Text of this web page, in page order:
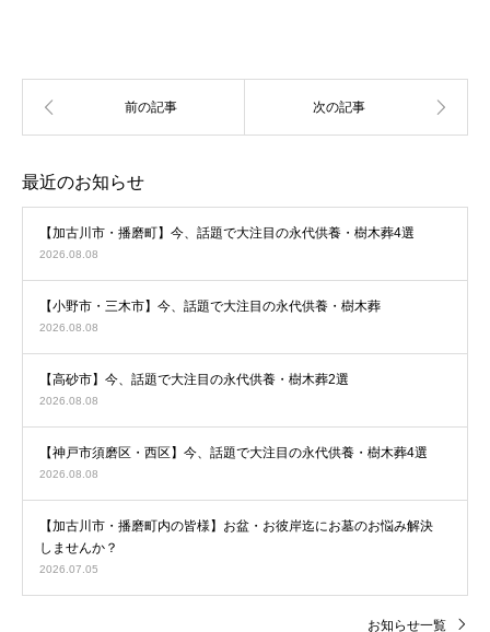
最近のお知らせ
【加古川市・播磨町】今、話題で大注目の永代供養・樹木葬4選
2026.08.08
【小野市・三木市】今、話題で大注目の永代供養・樹木葬
2026.08.08
【高砂市】今、話題で大注目の永代供養・樹木葬2選
2026.08.08
【神戸市須磨区・西区】今、話題で大注目の永代供養・樹木葬4選
2026.08.08
【加古川市・播磨町内の皆様】お盆・お彼岸迄にお墓のお悩み解決
しませんか？
2026.07.05
お知らせ一覧